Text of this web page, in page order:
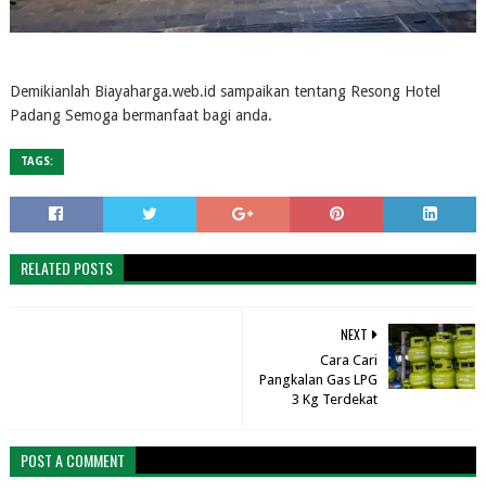
Demikianlah Biayaharga.web.id sampaikan tentang Resong Hotel
Padang Semoga bermanfaat bagi anda.
TAGS:
RELATED POSTS
NEXT
Cara Cari
Pangkalan Gas LPG
3 Kg Terdekat
POST A COMMENT